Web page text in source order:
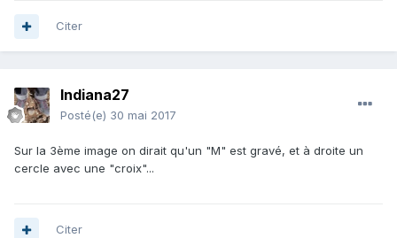
Citer
Indiana27
Posté(e) 30 mai 2017
Sur la 3ème image on dirait qu'un "M" est gravé, et à droite un
cercle avec une "croix"...
Citer